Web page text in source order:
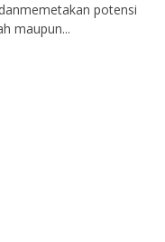
potensi
maupun...